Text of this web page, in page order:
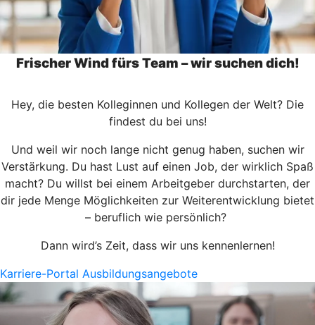
Frischer Wind fürs Team – wir suchen dich!
Hey, die besten Kolleginnen und Kollegen der Welt? Die
findest du bei uns!
Und weil wir noch lange nicht genug haben, suchen wir
Verstärkung. Du hast Lust auf einen Job, der wirklich Spaß
macht? Du willst bei einem Arbeitgeber durchstarten, der
dir jede Menge Möglichkeiten zur Weiterentwicklung bietet
– beruflich wie persönlich?
Dann wird’s Zeit, dass wir uns kennenlernen!
Karriere-Portal Ausbildungsangebote